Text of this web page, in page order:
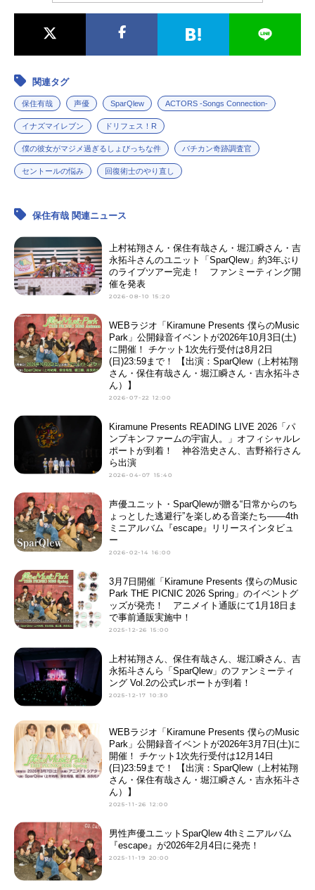
関連タグ
保住有哉 声優 SparQlew ACTORS -Songs Connection-
イナズマイレブン ドリフェス！R
僕の彼女がマジメ過ぎるしょびっちな件 バチカン奇跡調査官
セントールの悩み 回復術士のやり直し
保住有哉 関連ニュース
上村祐翔さん・保住有哉さん・堀江瞬さん・吉
永拓斗さんのユニット「SparQlew」約3年ぶり
のライブツアー完走！ ファンミーティング開
催を発表
2026-08-10 15:20
WEBラジオ「Kiramune Presents 僕らのMusic
Park」公開録音イベントが2026年10月3日(土)
に開催！ チケット1次先行受付は8月2日
(日)23:59まで！ 【出演：SparQlew（上村祐翔
さん・保住有哉さん・堀江瞬さん・吉永拓斗さ
ん）】
2026-07-22 12:00
Kiramune Presents READING LIVE 2026「パ
ンプキンファームの宇宙人。」オフィシャルレ
ポートが到着！ 神谷浩史さん、吉野裕行さん
ら出演
2026-04-07 15:40
声優ユニット・SparQlewが贈る“日常からのち
ょっとした逃避行”を楽しめる音楽たち――4th
ミニアルバム『escape』リリースインタビュ
ー
2026-02-14 16:00
3月7日開催「Kiramune Presents 僕らのMusic
Park THE PICNIC 2026 Spring」のイベントグ
ッズが発売！ アニメイト通販にて1月18日ま
で事前通販実施中！
2025-12-26 15:00
上村祐翔さん、保住有哉さん、堀江瞬さん、吉
永拓斗さんら「SparQlew」のファンミーティ
ング Vol.2の公式レポートが到着！
2025-12-17 10:30
WEBラジオ「Kiramune Presents 僕らのMusic
Park」公開録音イベントが2026年3月7日(土)に
開催！ チケット1次先行受付は12月14日
(日)23:59まで！ 【出演：SparQlew（上村祐翔
さん・保住有哉さん・堀江瞬さん・吉永拓斗さ
ん）】
2025-11-26 12:00
男性声優ユニットSparQlew 4thミニアルバム
『escape』が2026年2月4日に発売！
2025-11-19 20:00